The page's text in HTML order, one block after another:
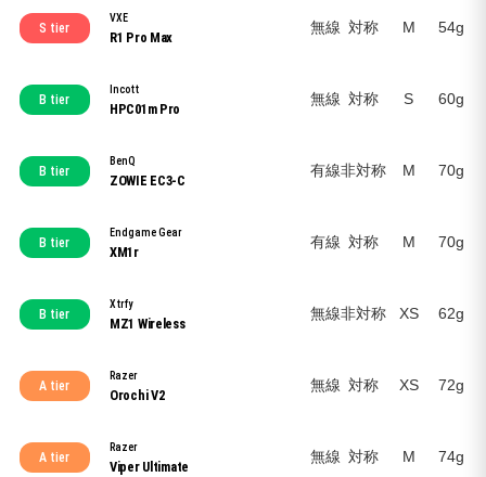
S tier
VXE
R1 Pro Max
無線 対称 M 54g
B tier
Incott
HPC01m Pro
無線 対称 S 60g
B tier
BenQ
ZOWIE EC3-C
有線非対称 M 70g
B tier
Endgame Gear
XM1r
有線 対称 M 70g
B tier
Xtrfy
MZ1 Wireless
無線非対称 XS 62g
A tier
Razer
Orochi V2
無線 対称 XS 72g
A tier
Razer
Viper Ultimate
無線 対称 M 74g